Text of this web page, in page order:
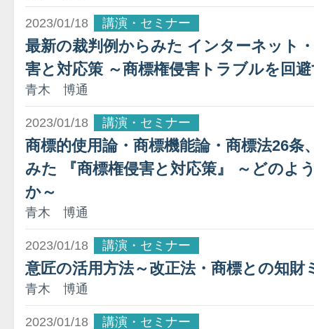
2023/01/18 講演・セミナー
最新の裁判例からみた インターネット
害と対応策 ～商標権侵害トラブルを回
青木 博通
2023/01/18 講演・セミナー
商標的使用論・商標機能論・商標法26条
みた 『商標権侵害と対応策』 ～どのよ
か～
青木 博通
2023/01/18 講演・セミナー
意匠の活用方法～改正法・商標との知財
青木 博通
2023/01/18 講演・セミナー